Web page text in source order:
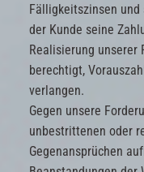
Fälligkeitszinsen
der Kunde seine
Realisierung unserer
berechtigt,
verlangen.
Gegen unsere
unbestrittenen oder
Gegenansprüchen